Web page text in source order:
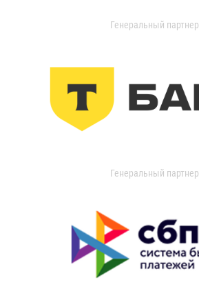
Генеральный партнер
Генеральный партнер